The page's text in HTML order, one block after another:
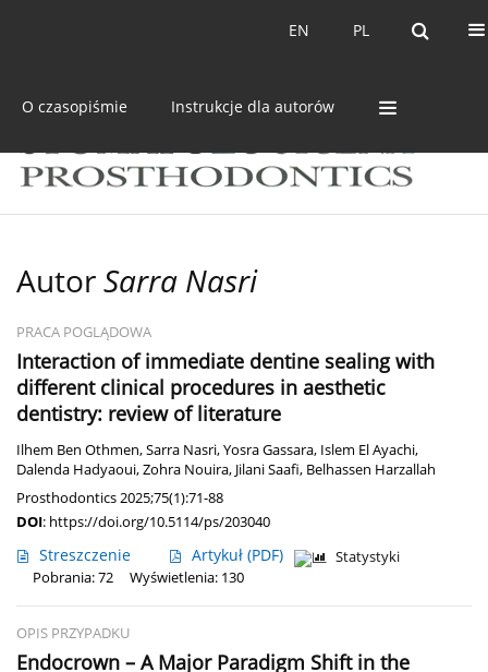
PL
EN PL
EN
O czasopiśmie Instrukcje dla autorów
AutorSarra Nasri
PRACA POGLĄDOWA
Interaction of immediate dentine sealing with
different clinical procedures in aesthetic
dentistry: review of literature
Ilhem Ben Othmen,Sarra Nasri,Yosra Gassara, Islem El Ayachi,
Dalenda Hadyaoui,Zohra Nouira, Jilani Saafi, Belhassen Harzallah
Prosthodontics 2025;75(1):71-88
DOI: https://doi.org/10.5114/ps/203040
Streszczenie Artykuł (PDF)
Statystyki
Pobrania: 72
Wyświetlenia: 130
OPIS PRZYPADKU
Endocrown – A Major Paradigm Shift in the